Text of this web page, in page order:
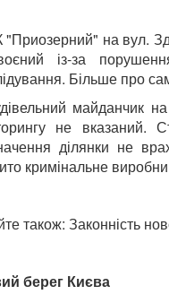
на вул.
із-за
Більше про
майданчик
не вказаний.
ділянки не
кримінальне
також: Законність
берег Києва